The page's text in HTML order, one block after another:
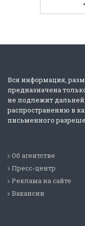
Вся информация,
предназначена
не подлежит
распространению в
письменного
Об агентстве
Пресс-центр
Реклама на сайте
Вакансии